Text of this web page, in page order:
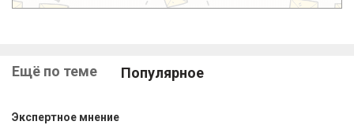
Ещё по теме Популярное
Экспертное мнение